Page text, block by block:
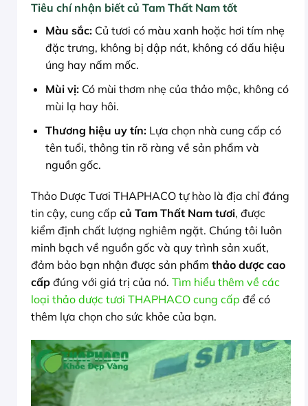
Tiêu chí nhận biết củ Tam Thất Nam tốt
Màu sắc:Củ tươi có màu xanh hoặc hơi tím nhẹ
đặc trưng, không bị dập nát, không có dấu hiệu
úng hay nấm mốc.
Mùi vị:Có mùi thơm nhẹ của thảo mộc, không có
mùi lạ hay hôi.
Thương hiệu uy tín:Lựa chọn nhà cung cấp có
tên tuổi, thông tin rõ ràng về sản phẩm và
nguồn gốc.
Thảo Dược Tươi THAPHACO tự hào là địa chỉ đáng
tin cậy, cung cấp củ Tam Thất Nam tươi, được
kiểm định chất lượng nghiêm ngặt. Chúng tôi luôn
minh bạch về nguồn gốc và quy trình sản xuất,
đảm bảo bạn nhận được sản phẩm thảo dược cao
cấp đúng với giá trị của nó. Tìm hiểu thêm về các
loại thảo dược tươi THAPHACO cung cấp để có
thêm lựa chọn cho sức khỏe của bạn.